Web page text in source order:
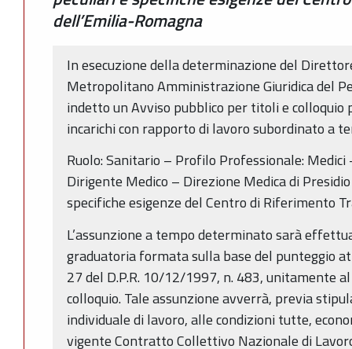
dell’Emilia-Romagna
In esecuzione della determinazione del
Metropolitano Amministrazione Giuridica del
indetto un Avviso pubblico per titoli e
incarichi con rapporto di lavoro subordinato a
Ruolo: Sanitario – Profilo Professionale: Medici
Dirigente Medico – Direzione Medica di
specifiche esigenze del Centro di Riferimento
L’assunzione a tempo determinato sarà
graduatoria formata sulla base del punteggio
27 del D.P.R. 10/12/1997, n. 483, unitamente
colloquio. Tale assunzione avverrà, previa
individuale di lavoro, alle condizioni tutte,
vigente Contratto Collettivo Nazionale di